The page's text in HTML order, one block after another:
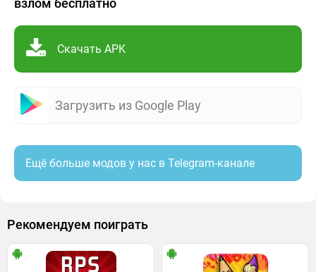
взлом бесплатно
Скачать APK
Загрузить из Google Play
Ещё больше модов у нас в Telegram-канале
Рекомендуем поиграть